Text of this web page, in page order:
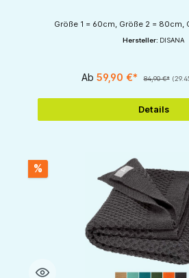
Größe 1 = 60cm, Größe 2 = 80cm,
Hersteller: DISANA
Ab 59,90 €* 84,90 €*
Details
%